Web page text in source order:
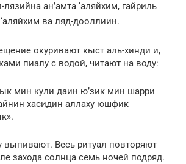
ан’амта ‘аляйхим, гайриль
ва ляд-дооллиин.
окуривают кыст аль-хинди и,
пиалу с водой, читают на воду:
мин кули даин ю’зик мин шарри
хасидин аллаху юшфик
выпивают. Весь ритуал повторяют
захода солнца семь ночей подряд.